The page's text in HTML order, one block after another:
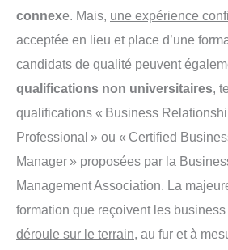
connexe. Mais, une expérience
acceptée en lieu et place d’une
candidats de qualité peuvent
qualifications non universitaires,
qualifications « Business
Professional » ou « Certified
Manager » proposées par la
Management Association. La
formation que reçoivent les
déroule sur le terrain, au fur et à